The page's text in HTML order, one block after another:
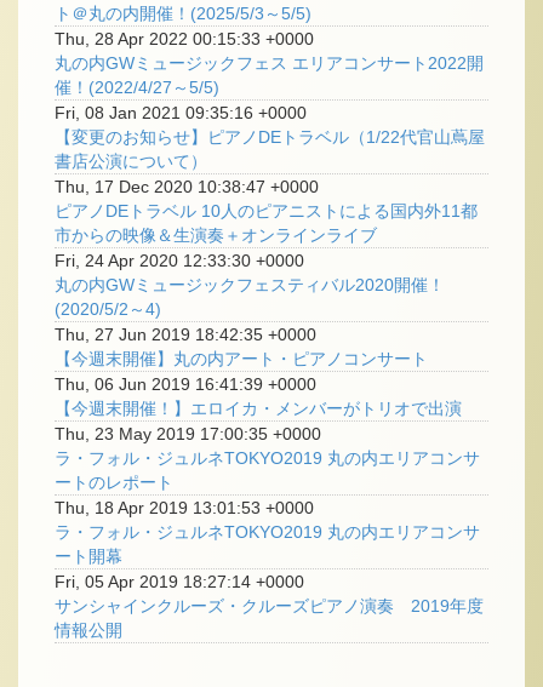
ト＠丸の内開催！(2025/5/3～5/5)
Thu, 28 Apr 2022 00:15:33 +0000
丸の内GWミュージックフェス エリアコンサート2022開
催！(2022/4/27～5/5)
Fri, 08 Jan 2021 09:35:16 +0000
【変更のお知らせ】ピアノDEトラベル（1/22代官山蔦屋
書店公演について）
Thu, 17 Dec 2020 10:38:47 +0000
ピアノDEトラベル 10人のピアニストによる国内外11都
市からの映像＆生演奏＋オンラインライブ
Fri, 24 Apr 2020 12:33:30 +0000
丸の内GWミュージックフェスティバル2020開催！
(2020/5/2～4)
Thu, 27 Jun 2019 18:42:35 +0000
【今週末開催】丸の内アート・ピアノコンサート
Thu, 06 Jun 2019 16:41:39 +0000
【今週末開催！】エロイカ・メンバーがトリオで出演
Thu, 23 May 2019 17:00:35 +0000
ラ・フォル・ジュルネTOKYO2019 丸の内エリアコンサ
ートのレポート
Thu, 18 Apr 2019 13:01:53 +0000
ラ・フォル・ジュルネTOKYO2019 丸の内エリアコンサ
ート開幕
Fri, 05 Apr 2019 18:27:14 +0000
サンシャインクルーズ・クルーズピアノ演奏 2019年度
情報公開